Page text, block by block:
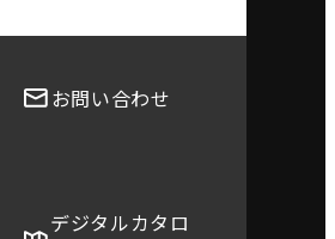
お問い合わせ
デジタルカタロ